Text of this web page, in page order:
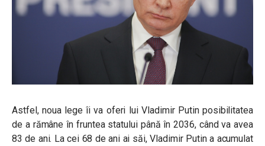
Astfel, noua lege îi va oferi lui Vladimir Putin posibilitatea
de a rămâne în fruntea statului până în 2036, când va avea
83 de ani. La cei 68 de ani ai săi, Vladimir Putin a acumulat